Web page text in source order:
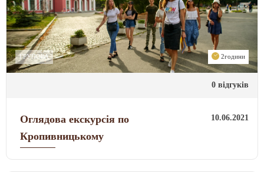
ГРУПОВА 2години
0 відгуків
Оглядова екскурсія по
Кропивницькому
10.06.2021